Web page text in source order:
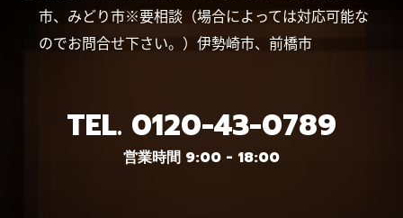
市、みどり市※要相談（場合によっては対応可能な
のでお問合せ下さい。）伊勢崎市、前橋市
TEL. 0120-43-0789
営業時間 9:00 - 18:00